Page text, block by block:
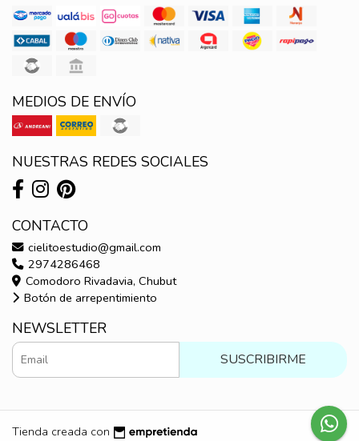
MEDIOS DE ENVÍO
NUESTRAS REDES SOCIALES
CONTACTO
cielitoestudio@gmail.com
2974286468
Comodoro Rivadavia, Chubut
Botón de arrepentimiento
NEWSLETTER
SUSCRIBIRME
Tienda creada con